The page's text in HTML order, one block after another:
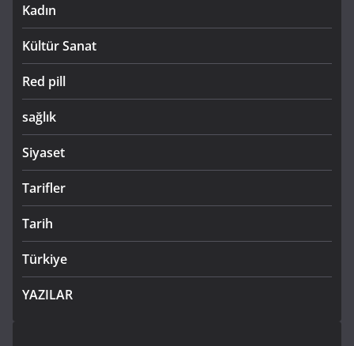
Kadın
Kültür Sanat
Red pill
sağlık
Siyaset
Tarifler
Tarih
Türkiye
YAZILAR